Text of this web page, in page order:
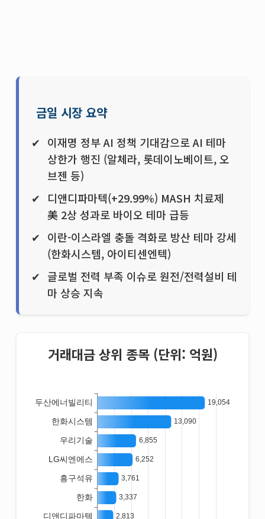
금일 시장 요약
이재명 정부 AI 정책 기대감으로 AI 테마
상한가 행진 (알체라, 롯데이노베이트, 오
브젠 등)
디앤디파마텍(+29.99%) MASH 치료제
美 2상 성과로 바이오 테마 급등
이란-이스라엘 충돌 격화로 방산 테마 강세
(한화시스템, 아이티센엔텍)
글로벌 전력 부족 이슈로 원전/전력설비 테
마 상승 지속
거래대금 상위 종목 (단위: 억원)